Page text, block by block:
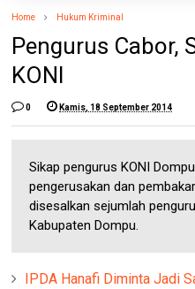
Home Hukum Kriminal
Pengurus Cabor,
KONI
0 Kamis, 18 September 2014
Sikap pengurus KONI
pengerusakan dan
disesalkan sejumlah
Kabupaten Dompu.
IPDA Hanafi Diminta Jadi